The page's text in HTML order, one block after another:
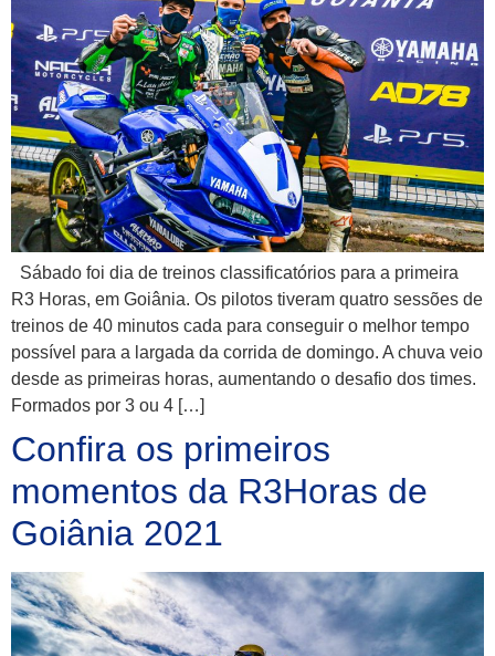
Sábado foi dia de treinos classificatórios para a primeira
R3 Horas, em Goiânia. Os pilotos tiveram quatro sessões de
treinos de 40 minutos cada para conseguir o melhor tempo
possível para a largada da corrida de domingo. A chuva veio
desde as primeiras horas, aumentando o desafio dos times.
Formados por 3 ou 4 […]
Confira os primeiros
momentos da R3Horas de
Goiânia 2021